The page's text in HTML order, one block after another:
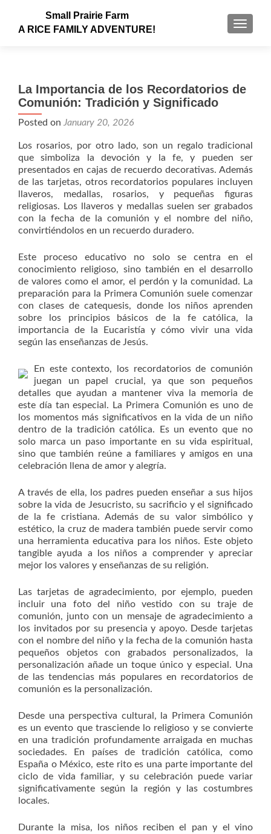
Small Prairie Farm
A RICE FAMILY ADVENTURE!
La Importancia de los Recordatorios de
Comunión: Tradición y Significado
Posted on January 20, 2026
Los rosarios, por otro lado, son un regalo tradicional
que simboliza la devoción y la fe, y pueden ser
presentados en cajas de recuerdo decorativas. Además
de las tarjetas, otros recordatorios populares incluyen
llaveros, medallas, rosarios, y pequeñas figuras
religiosas. Los llaveros y medallas suelen ser grabados
con la fecha de la comunión y el nombre del niño,
convirtiéndolos en un recuerdo duradero.
Este proceso educativo no solo se centra en el
conocimiento religioso, sino también en el desarrollo
de valores como el amor, el perdón y la comunidad. La
preparación para la Primera Comunión suele comenzar
con clases de catequesis, donde los niños aprenden
sobre los principios básicos de la fe católica, la
importancia de la Eucaristía y cómo vivir una vida
según las enseñanzas de Jesús.
En este contexto, los recordatorios de comunión
juegan un papel crucial, ya que son pequeños
detalles que ayudan a mantener viva la memoria de
este día tan especial. La Primera Comunión es uno de
los momentos más significativos en la vida de un niño
dentro de la tradición católica. Es un evento que no
solo marca un paso importante en su vida espiritual,
sino que también reúne a familiares y amigos en una
celebración llena de amor y alegría.
A través de ella, los padres pueden enseñar a sus hijos
sobre la vida de Jesucristo, su sacrificio y el significado
de la fe cristiana. Además de su valor simbólico y
estético, la cruz de madera también puede servir como
una herramienta educativa para los niños. Este objeto
tangible ayuda a los niños a comprender y apreciar
mejor los valores y enseñanzas de su religión.
Las tarjetas de agradecimiento, por ejemplo, pueden
incluir una foto del niño vestido con su traje de
comunión, junto con un mensaje de agradecimiento a
los invitados por su presencia y apoyo. Desde tarjetas
con el nombre del niño y la fecha de la comunión hasta
pequeños objetos con grabados personalizados, la
personalización añade un toque único y especial. Una
de las tendencias más populares en recordatorios de
comunión es la personalización.
Desde una perspectiva cultural, la Primera Comunión
es un evento que trasciende lo religioso y se convierte
en una tradición profundamente arraigada en muchas
sociedades. En países de tradición católica, como
España o México, este rito es una parte importante del
ciclo de vida familiar, y su celebración puede variar
significativamente según la región y las costumbres
locales.
Durante la misa, los niños reciben el pan y el vino